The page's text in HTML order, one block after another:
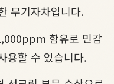
무기자차입니다.
함유로 민감
용할 수 있습니다.